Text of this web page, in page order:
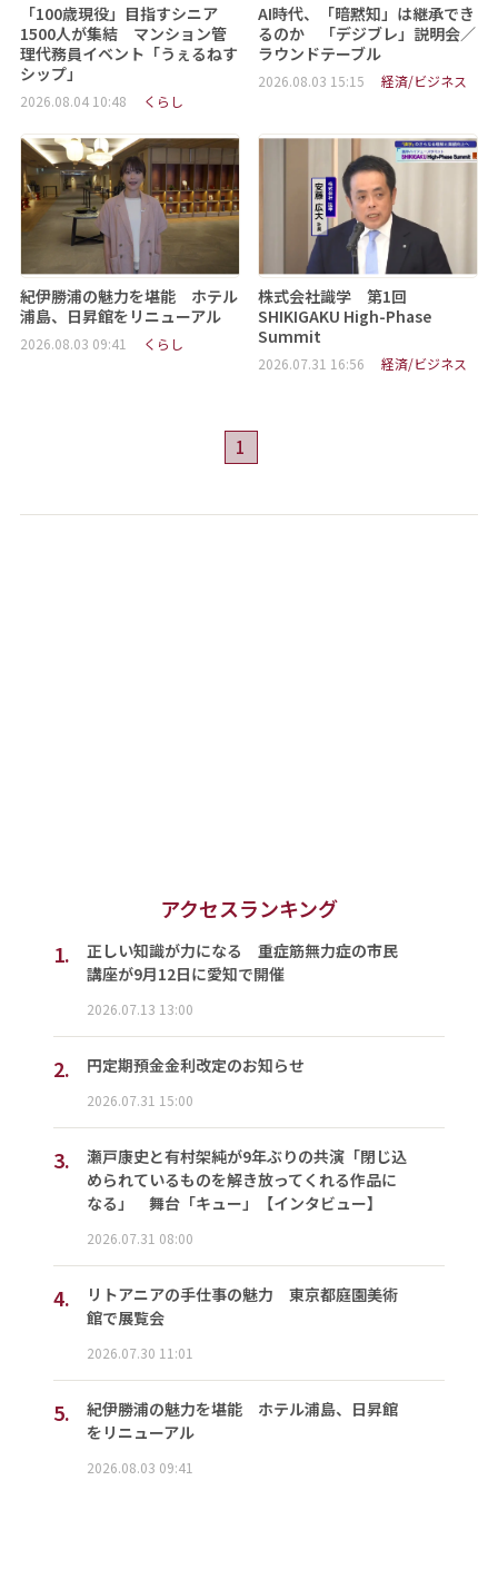
「100歳現役」目指すシニア
1500人が集結 マンション管
理代務員イベント「うぇるねす
シップ」
2026.08.04 10:48 くらし
AI時代、「暗黙知」は継承でき
るのか 「デジブレ」説明会／
ラウンドテーブル
2026.08.03 15:15 経済/ビジネス
紀伊勝浦の魅力を堪能 ホテル
浦島、日昇館をリニューアル
2026.08.03 09:41 くらし
株式会社識学 第1回
SHIKIGAKU High-Phase
Summit
2026.07.31 16:56 経済/ビジネス
1
アクセスランキング
1.
正しい知識が力になる 重症筋無力症の市民
講座が9月12日に愛知で開催
2026.07.13 13:00
2. 円定期預金金利改定のお知らせ
2026.07.31 15:00
3.
瀬戸康史と有村架純が9年ぶりの共演「閉じ込
められているものを解き放ってくれる作品に
なる」 舞台「キュー」【インタビュー】
2026.07.31 08:00
4.
リトアニアの手仕事の魅力 東京都庭園美術
館で展覧会
2026.07.30 11:01
5.
紀伊勝浦の魅力を堪能 ホテル浦島、日昇館
をリニューアル
2026.08.03 09:41